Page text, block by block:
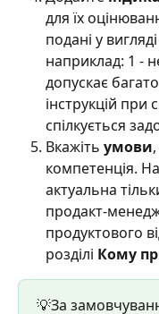
для їх
подані у
наприклад: 1 -
допускає
інструкцій при
спілкується
Вкажіть умови
компетенція.
актуальна
продакт-
продуктового
розділі Кому
💡За